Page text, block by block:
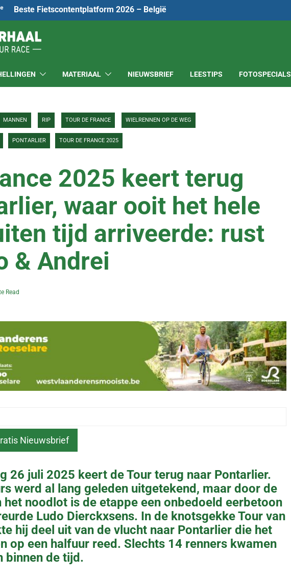
Beste Fietscontentplatform 2026 – België
MATERIAAL NIEUWSBRIEF LEESTIPS FOTOSPECIALS
MANNEN RIP TOUR DE FRANCE WIELRENNEN OP DE WEG
PONTARLIER TOUR DE FRANCE 2025
2025 keert terug
waar ooit het hele
tijd arriveerde: rust
& Andrei
Read
26 juli 2025 keert de Tour terug naar Pontarlier.
werd al lang geleden uitgetekend, maar door de
het noodlot is de etappe een onbedoeld eerbetoon
Ludo Dierckxsens. In de knotsgekke Tour van
hij deel uit van de vlucht naar Pontarlier die het
op een halfuur reed. Slechts 14 renners kwamen
binnen de tijd.